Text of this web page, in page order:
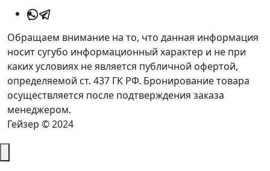
Обращаем внимание на то, что данная информация
носит сугубо информационный характер и не при
каких условиях не является публичной офертой,
определяемой ст. 437 ГК РФ. Бронирование товара
осуществляется после подтверждения заказа
менеджером.
Гейзер © 2024